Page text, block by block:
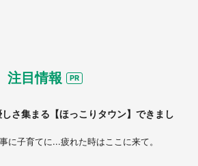
注目情報
さ集まる【ほっこりタウン】できまし
に子育てに...疲れた時はここに来て。